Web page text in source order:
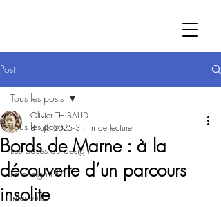
Post
Tous les posts
Les bases du design
Le design DIY
Intérieurs
Tous les posts
Bords de Marne : à la
découverte d’un parcours
insolite
Olivier THIBAUD
8 juil. 2025 3 min de lecture